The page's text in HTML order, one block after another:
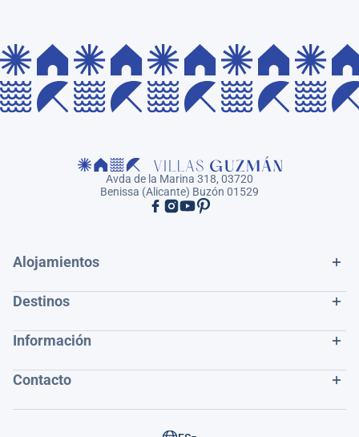
Avda de la Marina 318, 03720
Benissa (Alicante) Buzón 01529
Alojamientos
Destinos
Información
Contacto